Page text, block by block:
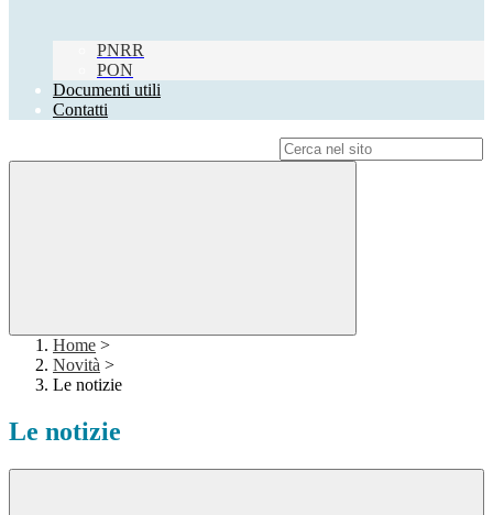
PNRR
PON
Documenti utili
Contatti
Home >
Novità >
Le notizie
Le notizie